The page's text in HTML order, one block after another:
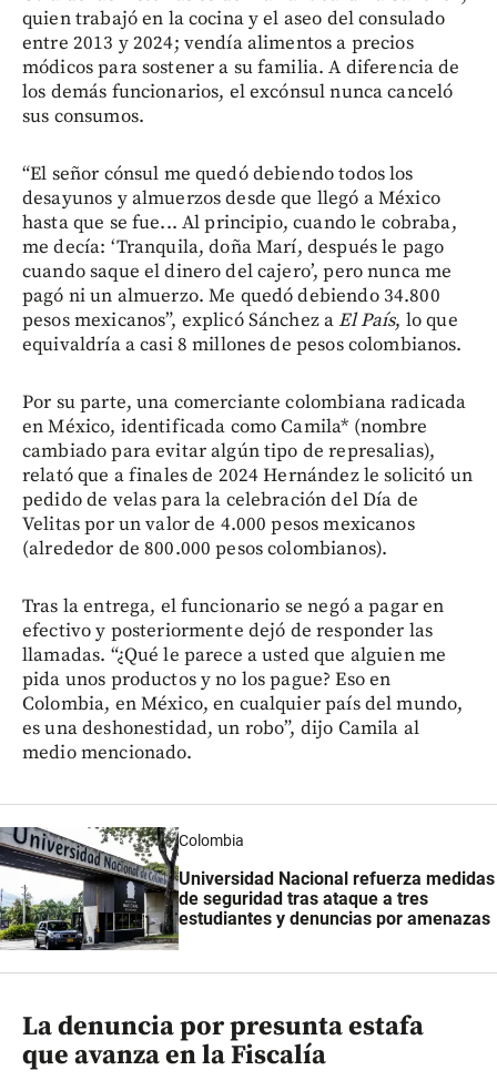
quien trabajó en la cocina y el aseo del consulado
entre 2013 y 2024; vendía alimentos a precios
módicos para sostener a su familia. A diferencia de
los demás funcionarios, el excónsul nunca canceló
sus consumos.
“El señor cónsul me quedó debiendo todos los
desayunos y almuerzos desde que llegó a México
hasta que se fue... Al principio, cuando le cobraba,
me decía: ‘Tranquila, doña Marí, después le pago
cuando saque el dinero del cajero’, pero nunca me
pagó ni un almuerzo. Me quedó debiendo 34.800
pesos mexicanos”, explicó Sánchez aEl País, lo que
equivaldría a casi 8 millones de pesos colombianos.
Por su parte, una comerciante colombiana radicada
en México, identificada como Camila* (nombre
cambiado para evitar algún tipo de represalias),
relató que a finales de 2024 Hernández le solicitó un
pedido de velas para la celebración del Día de
Velitas por un valor de 4.000 pesos mexicanos
(alrededor de 800.000 pesos colombianos).
Tras la entrega, el funcionario se negó a pagar en
efectivo y posteriormente dejó de responder las
llamadas. “¿Qué le parece a usted que alguien me
pida unos productos y no los pague? Eso en
Colombia, en México, en cualquier país del mundo,
es una deshonestidad, un robo”, dijo Camila al
medio mencionado.
Colombia
Universidad Nacional refuerza medidas
de seguridad tras ataque a tres
estudiantes y denuncias por amenazas
La denuncia por presunta estafa
que avanza en la Fiscalía